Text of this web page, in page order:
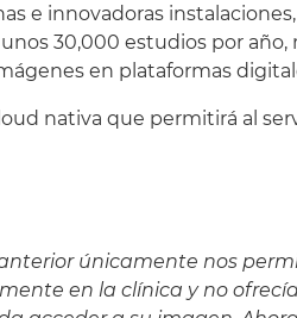
e innovadoras
30,000 estudios por año,
en plataformas
nativa que permitirá al
únicamente nos
en la clínica y no